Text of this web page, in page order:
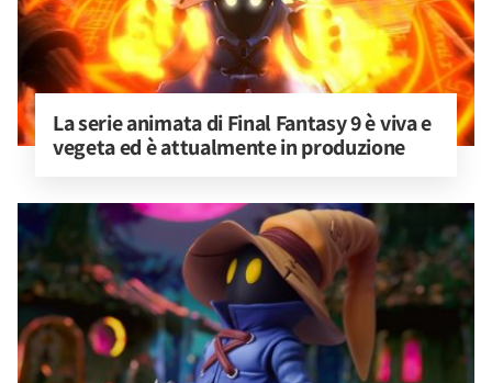
La serie animata di Final Fantasy 9 è viva e
vegeta ed è attualmente in produzione